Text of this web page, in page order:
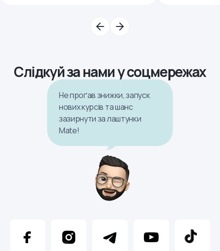
Слідкуй за нами у соцмережах
Не проґав знижки, запуск
нових курсів та шанс
зазирнути за лаштунки
Mate!